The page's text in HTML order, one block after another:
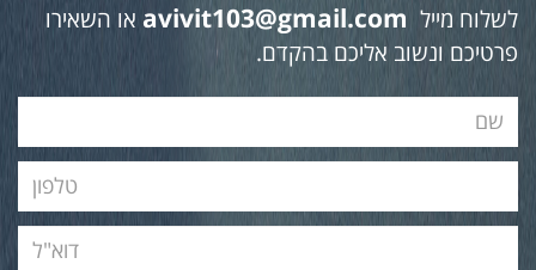
לשלוח מייל avivit103@gmail.com או השאירו
פרטיכם ונשוב אליכם בהקדם.